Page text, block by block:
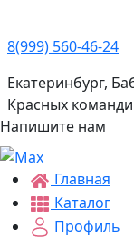
8(999) 560-46-24
Екатеринбург,
Красных
Напишите нам
Главная
Каталог
Профиль